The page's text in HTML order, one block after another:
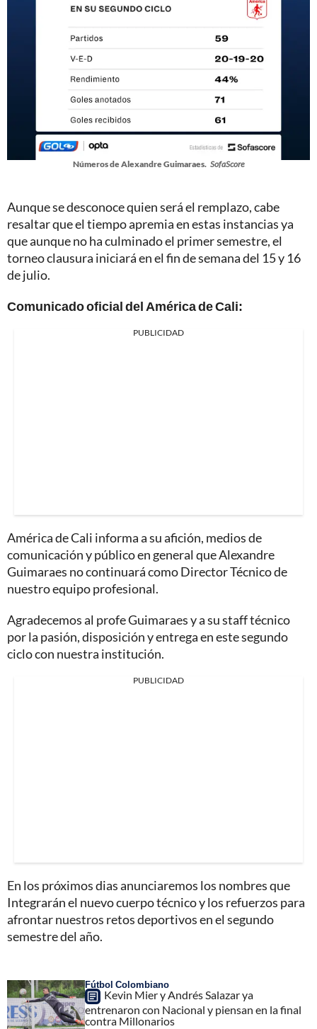
Números de Alexandre Guimaraes. SofaScore
Aunque se desconoce quien será el remplazo, cabe
resaltar que el tiempo apremia en estas instancias ya
que aunque no ha culminado el primer semestre, el
torneo clausura iniciará en el fin de semana del 15 y 16
de julio.
Comunicado oficial del América de Cali:
PUBLICIDAD
América de Cali informa a su afición, medios de
comunicación y público en general que Alexandre
Guimaraes no continuará como Director Técnico de
nuestro equipo profesional.
Agradecemos al profe Guimaraes y a su staff técnico
por la pasión, disposición y entrega en este segundo
ciclo con nuestra institución.
PUBLICIDAD
En los próximos dias anunciaremos los nombres que
Integrarán el nuevo cuerpo técnico y los refuerzos para
afrontar nuestros retos deportivos en el segundo
semestre del año.
Fútbol Colombiano
Kevin Mier y Andrés Salazar ya
entrenaron con Nacional y piensan en la final
contra Millonarios